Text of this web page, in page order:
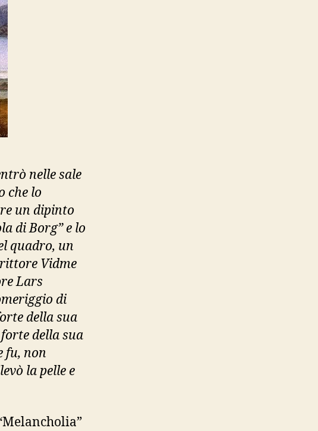
nelle sale
che lo
un dipinto
di Borg” e lo
quadro, un
Vidme
Lars
di
della sua
della sua
fu, non
la pelle e